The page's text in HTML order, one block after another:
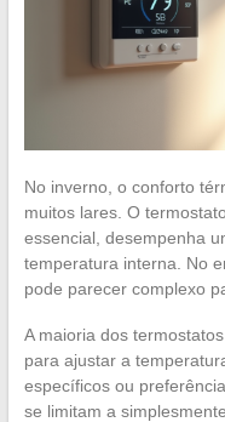
No inverno, o conforto
muitos lares. O
essencial, desempenha
temperatura interna. No
pode parecer complexo
A maioria dos
para ajustar a
específicos ou
se limitam a